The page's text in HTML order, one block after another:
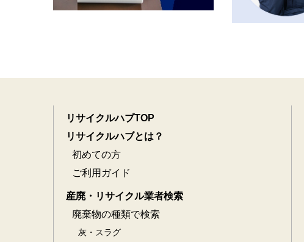
リサイクルハブTOP
リサイクルハブとは？
初めての方
ご利用ガイド
産廃・リサイクル業者検索
廃棄物の種類で検索
灰・スラグ